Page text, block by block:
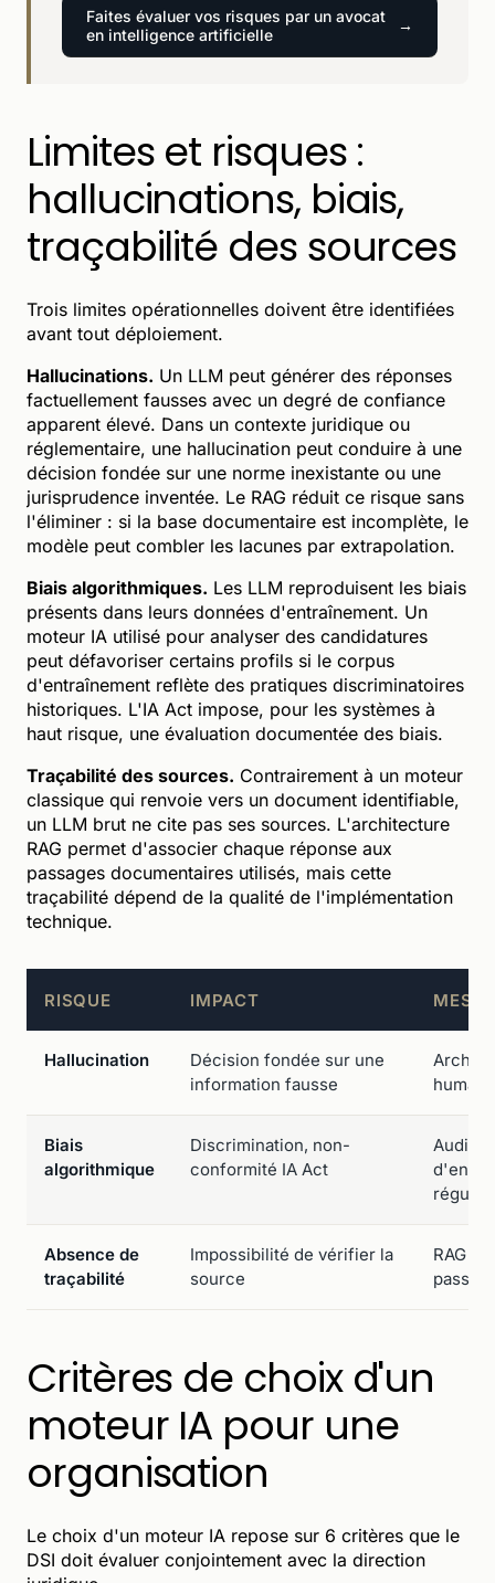
Faites évaluer vos risques par un avocat
en intelligence artificielle
Limites et risques :
hallucinations, biais,
traçabilité des sources
Trois limites opérationnelles doivent être identifiées
avant tout déploiement.
Hallucinations. Un LLM peut générer des réponses
factuellement fausses avec un degré de confiance
apparent élevé. Dans un contexte juridique ou
réglementaire, une hallucination peut conduire à une
décision fondée sur une norme inexistante ou une
jurisprudence inventée. Le RAG réduit ce risque sans
l'éliminer : si la base documentaire est incomplète, le
modèle peut combler les lacunes par extrapolation.
Biais algorithmiques. Les LLM reproduisent les biais
présents dans leurs données d'entraînement. Un
moteur IA utilisé pour analyser des candidatures
peut défavoriser certains profils si le corpus
d'entraînement reflète des pratiques discriminatoires
historiques. L'IA Act impose, pour les systèmes à
haut risque, une évaluation documentée des biais.
Traçabilité des sources. Contrairement à un moteur
classique qui renvoie vers un document identifiable,
un LLM brut ne cite pas ses sources. L'architecture
RAG permet d'associer chaque réponse aux
passages documentaires utilisés, mais cette
traçabilité dépend de la qualité de l'implémentation
technique.
RISQUE IMPACT
Hallucination
Décision fondée sur une
information fausse
Biais
algorithmique
Discrimination, non-
conformité IA Act
Audit
Absence de
traçabilité
Impossibilité de vérifier la
source
RAG
Critères de choix d'un
moteur IA pour une
organisation
Le choix d'un moteur IA repose sur 6 critères que le
DSI doit évaluer conjointement avec la direction